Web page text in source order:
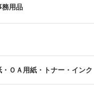
務用品
・ＯＡ用紙・トナー・インク